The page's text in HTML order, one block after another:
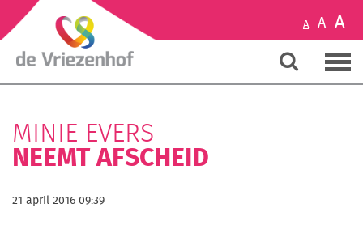
A A A
MINIE EVERS
NEEMT AFSCHEID
21 april 2016 09:39